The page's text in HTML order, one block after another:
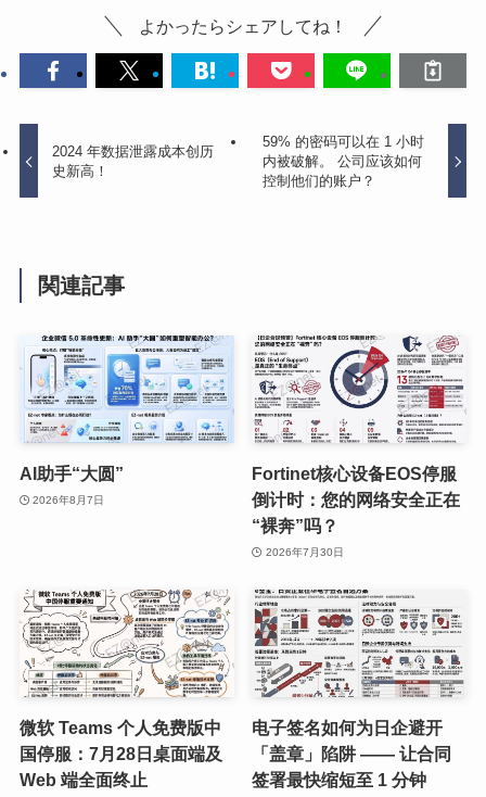
よかったらシェアしてね！
2024 年数据泄露成本创历
史新高！
59% 的密码可以在 1 小时
内被破解。 公司应该如何
控制他们的账户？
関連記事
AI助手“大圆”
2026年8月7日
Fortinet核心设备EOS停服
倒计时：您的网络安全正在
“裸奔”吗？
2026年7月30日
微软 Teams 个人免费版中
国停服：7月28日桌面端及
Web 端全面终止
电子签名如何为日企避开
「盖章」陷阱 —— 让合同
签署最快缩短至 1 分钟